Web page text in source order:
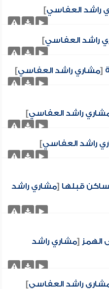
راشد العفاسي]
راشد العفاسي]
[مشاري راشد العفاسي]
راشد العفاسي]
راشد العفاسي]
قبلها [مشاري راشد
[مشاري راشد
راشد العفاسي]